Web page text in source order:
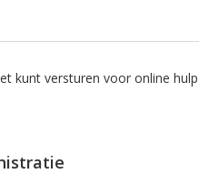
kunt versturen voor online